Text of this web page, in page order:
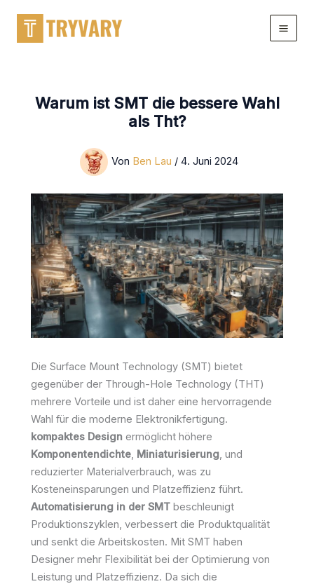
Inhalt
springen
Warum ist SMT die bessere Wahl
als Tht?
Von Ben Lau / 4. Juni 2024
Die Surface Mount Technology (SMT) bietet
gegenüber der Through-Hole Technology (THT)
mehrere Vorteile und ist daher eine hervorragende
Wahl für die moderne Elektronikfertigung.
kompaktes Design ermöglicht höhere
Komponentendichte, Miniaturisierung, und
reduzierter Materialverbrauch, was zu
Kosteneinsparungen und Platzeffizienz führt.
Automatisierung in der SMT beschleunigt
Produktionszyklen, verbessert die Produktqualität
und senkt die Arbeitskosten. Mit SMT haben
Designer mehr Flexibilität bei der Optimierung von
Leistung und Platzeffizienz. Da sich die